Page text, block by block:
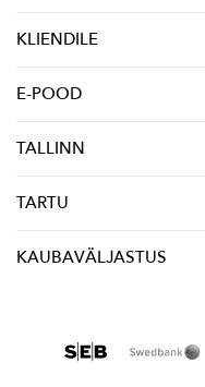
KLIENDILE
E-POOD
TALLINN
TARTU
KAUBAVÄLJASTUS